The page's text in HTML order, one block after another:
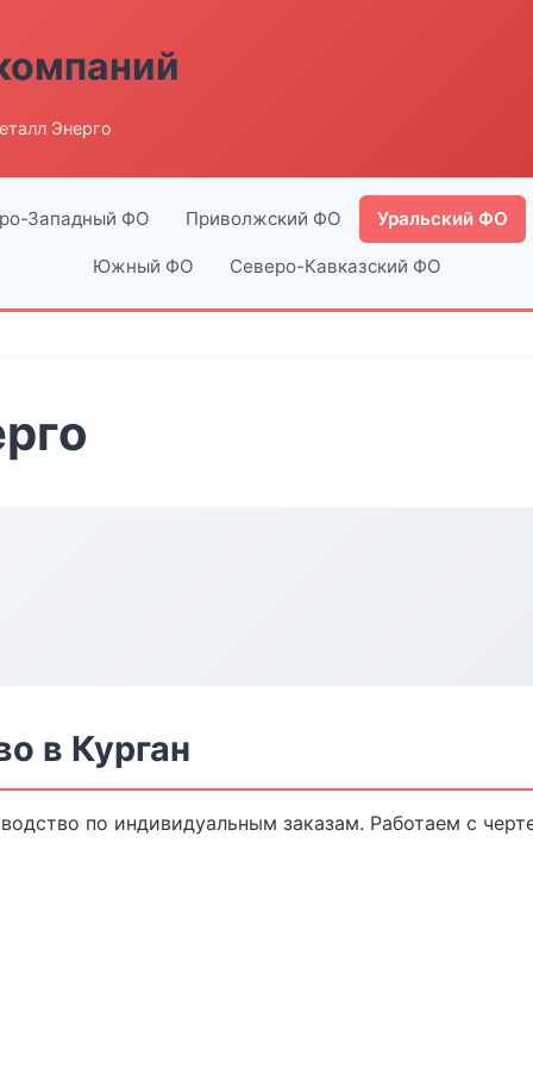
Энерго
Западный ФО Приволжский ФО Уральский ФО
Южный ФО Северо-Кавказский ФО
в Курган
по индивидуальным заказам. Работаем с